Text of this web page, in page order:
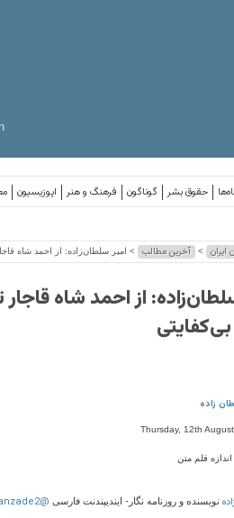
اپوزیسیون فرهنگ و هنر گوناگون حقوق بشر
ایران > آخرین مطالب > امیر سلطان‌زاده: از احمد شاه
از احمد شاه قاجار
زاده
Thursday, 12th
اندازه قلم متن
نویسنده و روزنامه نگار- ایندیپندنت فارسی @AmirSoltanzade2